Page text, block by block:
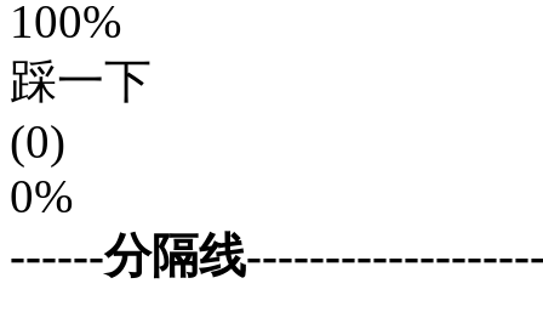
100%
踩一下
(0)
0%
------分隔线